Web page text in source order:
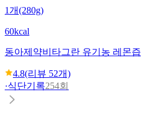
1개(280g)
60kcal
동아제약비타그란 유기농 레몬즙
4.8(리뷰 52개)
·식단기록254회